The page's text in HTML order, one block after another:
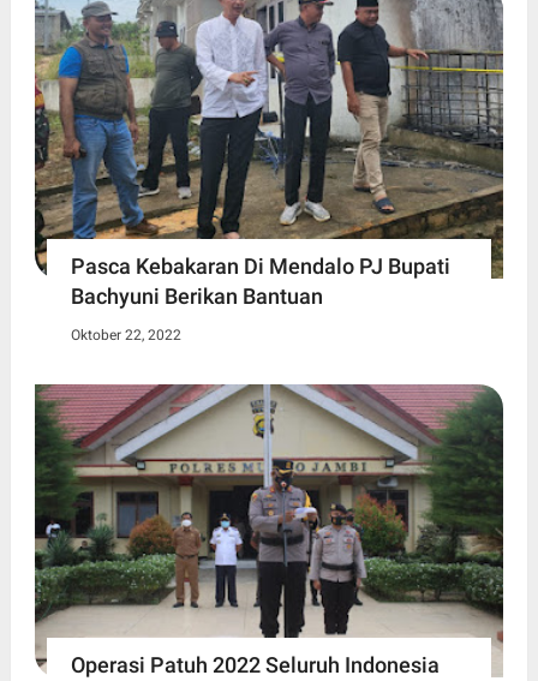
Pasca Kebakaran Di Mendalo PJ Bupati
Bachyuni Berikan Bantuan
Oktober 22, 2022
Operasi Patuh 2022 Seluruh Indonesia